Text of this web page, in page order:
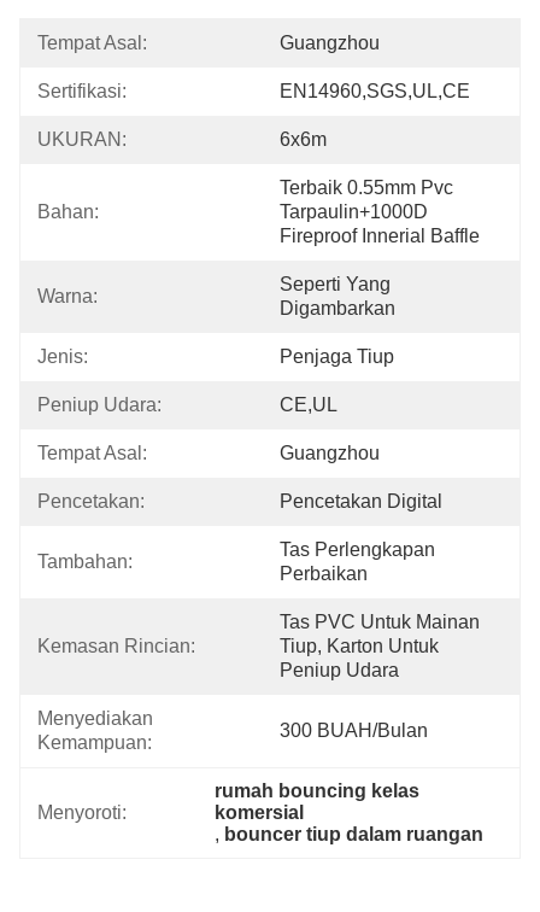
Tempat Asal: Guangzhou
Sertifikasi: EN14960,SGS,UL,CE
UKURAN: 6x6m
Bahan:
Terbaik 0.55mm Pvc
Tarpaulin+1000D
Fireproof Innerial Baffle
Warna:
Seperti Yang
Digambarkan
Jenis: Penjaga Tiup
Peniup Udara: CE,UL
Tempat Asal: Guangzhou
Pencetakan: Pencetakan Digital
Tambahan:
Tas Perlengkapan
Perbaikan
Kemasan Rincian:
Tas PVC Untuk Mainan
Tiup, Karton Untuk
Peniup Udara
Menyediakan
Kemampuan:
300 BUAH/Bulan
Menyoroti:
rumah bouncing kelas
komersial
, bouncer tiup dalam ruangan